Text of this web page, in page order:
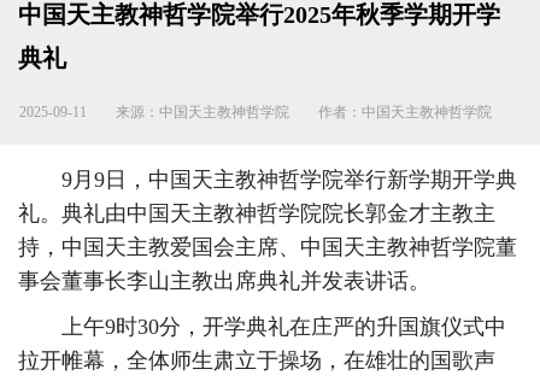
中国天主教神哲学院举行2025年秋季学期开学
典礼
2025-09-11 来源：中国天主教神哲学院 作者：中国天主教神哲学院
9月9日，中国天主教神哲学院举行新学期开学典
礼。典礼由中国天主教神哲学院院长郭金才主教主
持，中国天主教爱国会主席、中国天主教神哲学院董
事会董事长李山主教出席典礼并发表讲话。
上午9时30分，开学典礼在庄严的升国旗仪式中
拉开帷幕，全体师生肃立于操场，在雄壮的国歌声